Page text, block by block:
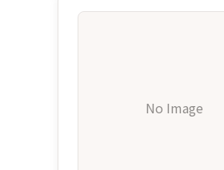
No Image